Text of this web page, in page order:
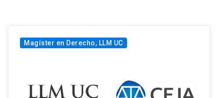
Magíster en Derecho, LLM UC